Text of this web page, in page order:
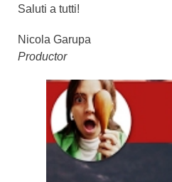
Saluti a tutti!
Nicola Garupa
Productor